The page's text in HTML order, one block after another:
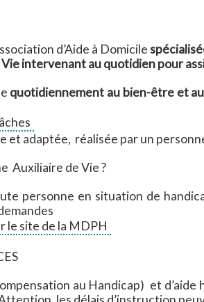
d’Aide à Domicile
intervenant au quotidien pour
quotidiennement au bien-être et
et adaptée, réalisée par un
Auxiliaire de Vie ?
personne en situation de
le site de la MDPH
au Handicap) et